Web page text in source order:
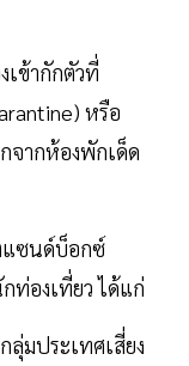
เข้ากักตัวที่
หรือ
จากห้องพักเด็ด
แซนด์บ็อกซ์
ท่องเที่ยว ได้แก่
มประเทศเสี่ยง